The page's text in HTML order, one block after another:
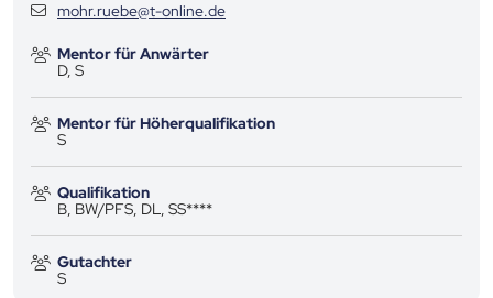
mohr.ruebe@t-online.de
Mentor für Anwärter
D, S
Mentor für Höherqualifikation
S
Qualifikation
B, BW/PFS, DL, SS****
Gutachter
S